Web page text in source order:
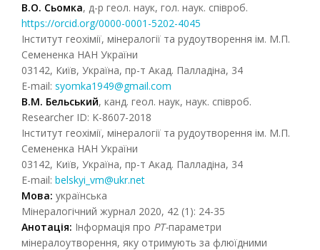
В.О. Сьомка, д-р геол. наук, гол. наук. співроб.
https://orcid.org/0000-0001-5202-4045
Інститут геохімії, мінералогії та рудоутворення ім. М.П.
Семененка НАН України
03142, Київ, Україна, пр-т Акад. Палладіна, 34
E-mail: syomka1949@gmail.com
В.М. Бельський, канд. геол. наук, наук. співроб.
Researcher ID: K-8607-2018
Інститут геохімії, мінералогії та рудоутворення ім. М.П.
Семененка НАН України
03142, Київ, Україна, пр-т Акад. Палладіна, 34
E-mail: belskyi_vm@ukr.net
Мова: українська
Мінералогічний журнал 2020, 42 (1): 24-35
Анотація: Інформація про РТ-параметри
мінералоутворення, яку отримують за флюїдними